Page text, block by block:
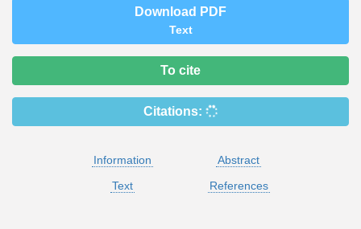
Download PDF
Text
To cite
Citations:
Information
Abstract
Text
References